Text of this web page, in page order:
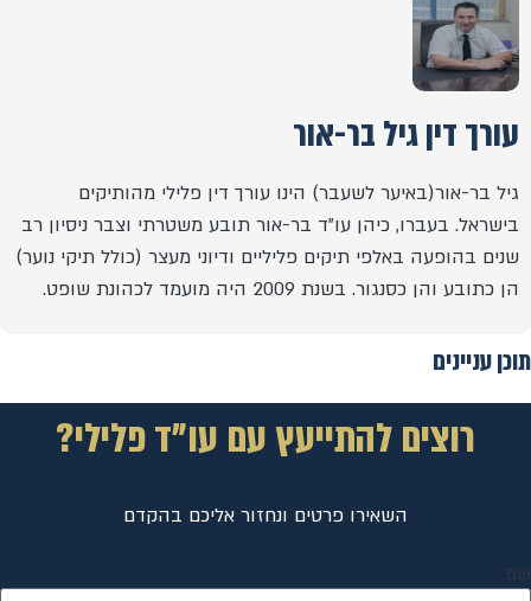
עורך דין גיל בר-אור
גיל בר-אור(באיער לשעבר) הינו עורך דין פלילי מהותיקים
בישראל. בעברו, כיהן עו"ד בר-אור תובע משטרתי וצבר ניסיון רב
שנים בהופעה באלפי תיקים פליליים ודיוני מעצר (כולל תיקי נוער)
הן כתובע והן כסנגור. בשנת 2009 היה מועמד לכהונת שופט.
תוכן עניינים
רוצים להתייעץ עם עו"ד פלילי?
השאירו פרטים ונחזור אליכם בהקדם
שם